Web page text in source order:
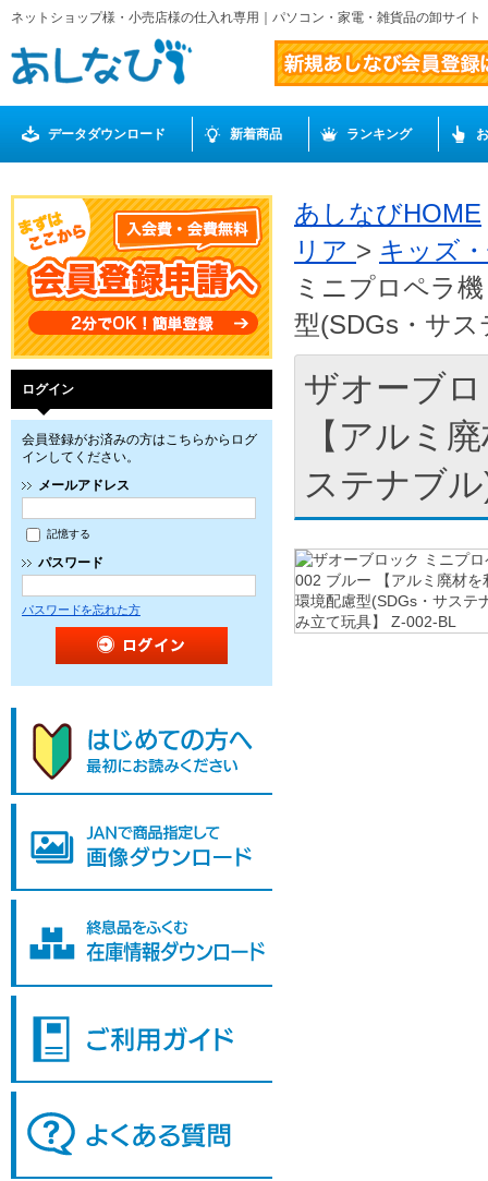
ネットショップ様・小売店様の仕入れ専用｜パソコン・家電・雑貨品の卸サイ
データダウンロード 新着商品 ランキング
ログイン
会員登録がお済みの方はこちらからログ
インしてください。
メールアドレス
記憶する
パスワード
パスワードを忘れた方
あしなびHOME
リア > キッズ
ミニプロペラ
型(SDGs・サ
ザオーブ
【アルミ
ステナブ